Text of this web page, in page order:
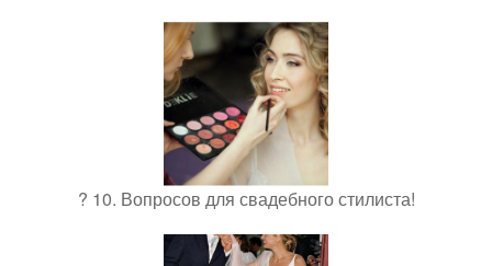
? 10. Вопросов для свадебного стилиста!